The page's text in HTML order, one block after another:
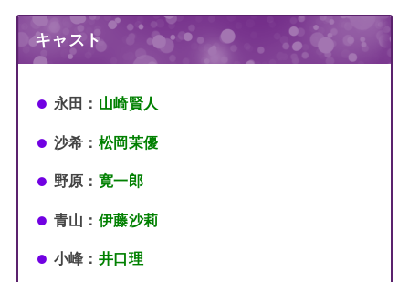
キャスト
永田： 山崎賢人
沙希： 松岡茉優
野原： 寛一郎
青山： 伊藤沙莉
小峰： 井口理